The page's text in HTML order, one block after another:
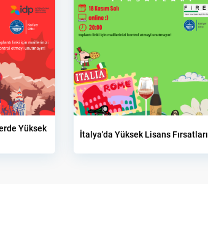
Yüksek
İtalya'da Yüksek Lisans Fırsatları